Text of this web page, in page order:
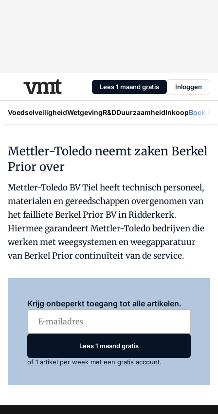
Lees 1 maand gratis Inloggen
VoedselveiligheidWetgevingR&DDuurzaamheidInkoopBoek
Mettler-Toledo neemt zaken Berkel
Prior over
Mettler-Toledo BV Tiel heeft technisch personeel,
materialen en gereedschappen overgenomen van
het failliete Berkel Prior BV in Ridderkerk.
Hiermee garandeert Mettler-Toledo bedrijven die
werken met weegsystemen en weegapparatuur
van Berkel Prior continuïteit van de service.
Krijg onbeperkt toegang tot alle artikelen.
Lees 1 maand gratis
of 1 artikel per week met een gratis account.